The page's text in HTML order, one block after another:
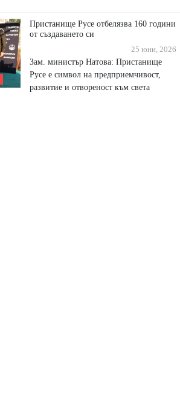
Пристанище Русе отбелязва 160 години
от създаването си
25 юни, 2026
Зам. министър Натова: Пристанище
Русе е символ на предприемчивост,
развитие и отвореност към света